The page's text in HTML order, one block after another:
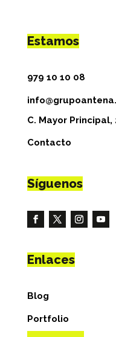
Estamos
979 10 10 08
C. Mayor Principal,
Contacto
Síguenos
Enlaces
Blog
Portfolio